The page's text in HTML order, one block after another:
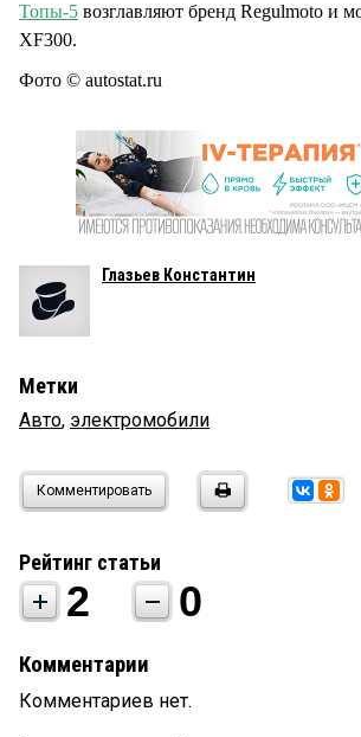
Топы-5 возглавляют бренд Regulmoto и
XF300.
Фото © autostat.ru
Глазьев Константин
Метки
Авто, электромобили
Комментировать
Рейтинг статьи
2 0
Комментарии
Комментариев нет.